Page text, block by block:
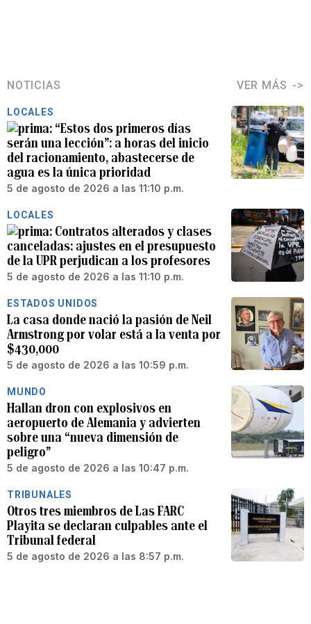
NOTICIAS VER MÁS
LOCALES
“Estos dos primeros días
serán una lección”: a horas del inicio
del racionamiento, abastecerse de
agua es la única prioridad
5 de agosto de 2026 a las 11:10 p.m.
LOCALES
Contratos alterados y clases
canceladas: ajustes en el presupuesto
de la UPR perjudican a los profesores
5 de agosto de 2026 a las 11:10 p.m.
ESTADOS UNIDOS
La casa donde nació la pasión de Neil
Armstrong por volar está a la venta por
$430,000
5 de agosto de 2026 a las 10:59 p.m.
MUNDO
Hallan dron con explosivos en
aeropuerto de Alemania y advierten
sobre una “nueva dimensión de
peligro”
5 de agosto de 2026 a las 10:47 p.m.
TRIBUNALES
Otros tres miembros de Las FARC
Playita se declaran culpables ante el
Tribunal federal
5 de agosto de 2026 a las 8:57 p.m.